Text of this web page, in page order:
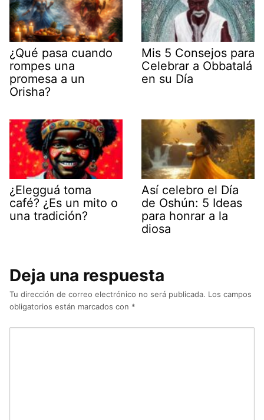
¿Qué pasa cuando
rompes una
promesa a un
Orisha?
Mis 5 Consejos para
Celebrar a Obbatalá
en su Día
¿Elegguá toma
café? ¿Es un mito o
una tradición?
Así celebro el Día
de Oshún: 5 Ideas
para honrar a la
diosa
Deja una respuesta
Tu dirección de correo electrónico no será publicada. Los campos
obligatorios están marcados con *